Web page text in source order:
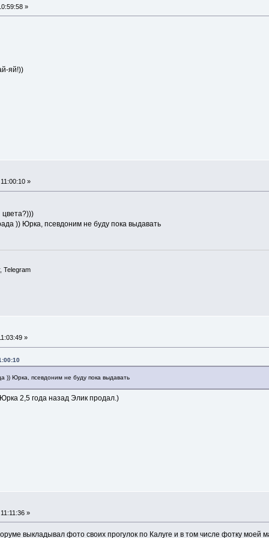
»
яй!))
»
цвета?)))
)) Юрка, псевдоним не буду пока выдавать
Telegram
»
)) Юрка, псевдоним не буду пока выдавать
2,5 года назад Элик продал.)
»
выкладывал фото своих прогулок по Калуге и в том числе фотку моей